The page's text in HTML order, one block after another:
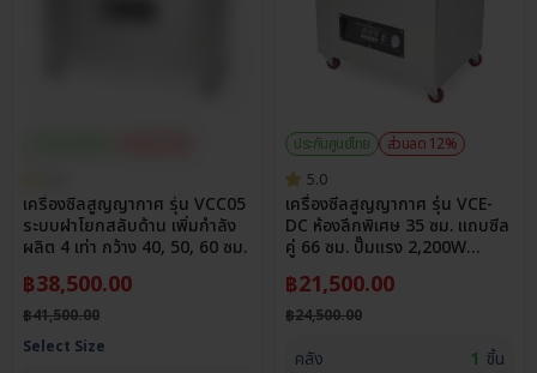
เครื่องซีลสูญญากาศ รุ่น VCC05
ระบบฝาโยกสลับด้าน เพิ่มกำลัง
ผลิต 4 เท่า กว้าง 40, 50, 60 ซม.
฿38,500.00
฿41,500.00
Select Size
ประกันศูนย์ไทย
ส่วนลด 12%
5.0
เครื่องซีลสูญญากาศ รุ่น VCE-
DC ห้องลึกพิเศษ 35 ซม. แถบซีล
คู่ 66 ซม. ปั๊มแรง 2,200W
฿21,500.00
฿24,500.00
คลัง 1 ชิ้น